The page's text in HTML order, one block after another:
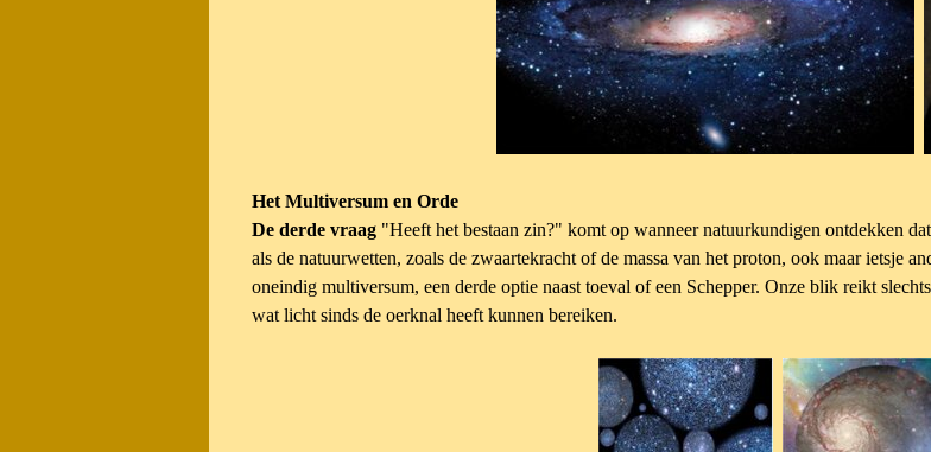
Het Multiversum en Orde
De derde vraag "Heeft het bestaan zin?" komt op wanneer natuurkundigen ontdekken
als de natuurwetten, zoals de zwaartekracht of de massa van het proton, ook maar ietsje
oneindig multiversum, een derde optie naast toeval of een Schepper. Onze blik reikt
wat licht sinds de oerknal heeft kunnen bereiken.